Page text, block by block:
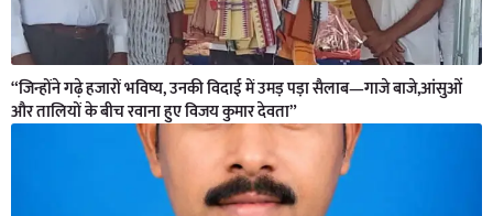
“जिन्होंने गढ़े हजारों भविष्य, उनकी विदाई में उमड़ पड़ा सैलाब—गाजे बाजे,आंसुओं
और तालियों के बीच रवाना हुए विजय कुमार देवता”